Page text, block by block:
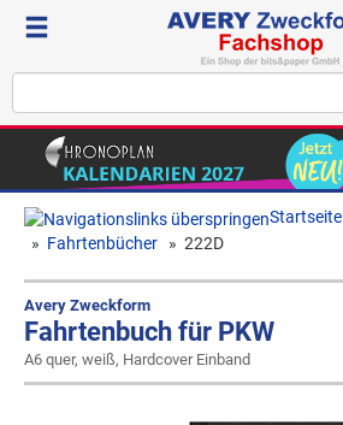
Startseite
» Fahrtenbücher » 222D
Avery Zweckform
Fahrtenbuch für PKW
A6 quer, weiß, Hardcover Einband